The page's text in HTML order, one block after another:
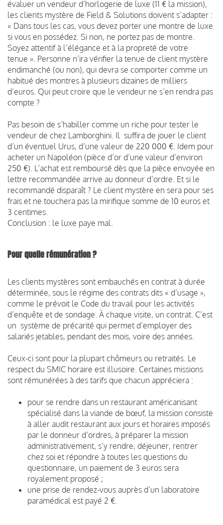
évaluer un vendeur d’horlogerie de luxe (11 € la mission),
les clients mystère de Field & Solutions doivent s’adapter :
« Dans tous les cas, vous devez porter une montre de luxe
si vous en possédez. Si non, ne portez pas de montre.
Soyez attentif à l’élégance et à la propreté de votre
tenue ». Personne n’ira vérifier la tenue de client mystère
endimanché (ou non), qui devra se comporter comme un
habitué des montres à plusieurs dizaines de milliers
d’euros. Qui peut croire que le vendeur ne s’en rendra pas
compte ?
Pas besoin de s’habiller comme un riche pour tester le
vendeur de chez Lamborghini. Il suffira de jouer le client
d’un éventuel Urus, d’une valeur de 220 000 €. Idem pour
acheter un Napoléon (pièce d’or d’une valeur d’environ
250 €). L’achat est remboursé dès que la pièce envoyée en
lettre recommandée arrive au donneur d’ordre. Et si le
recommandé disparaît ? Le client mystère en sera pour ses
frais et ne touchera pas la mirifique somme de 10 euros et
3 centimes.
Conclusion : le luxe paye mal.
Pour quelle rémunération ?
Les clients mystères sont embauchés en contrat à durée
déterminée, sous le régime des contrats dits « d’usage »,
comme le prévoit le Code du travail pour les activités
d’enquête et de sondage. À chaque visite, un contrat. C’est
un système de précarité qui permet d’employer des
salariés jetables, pendant des mois, voire des années.
Ceux-ci sont pour la plupart chômeurs ou retraités. Le
respect du SMIC horaire est illusoire. Certaines missions
sont rémunérées à des tarifs que chacun appréciera :
pour se rendre dans un restaurant américanisant
spécialisé dans la viande de bœuf, la mission consiste
à aller audit restaurant aux jours et horaires imposés
par le donneur d’ordres, à préparer la mission
administrativement, s’y rendre, déjeuner, rentrer
chez soi et répondre à toutes les questions du
questionnaire, un paiement de 3 euros sera
royalement proposé ;
une prise de rendez-vous auprès d’un laboratoire
paramédical est payé 2 €.